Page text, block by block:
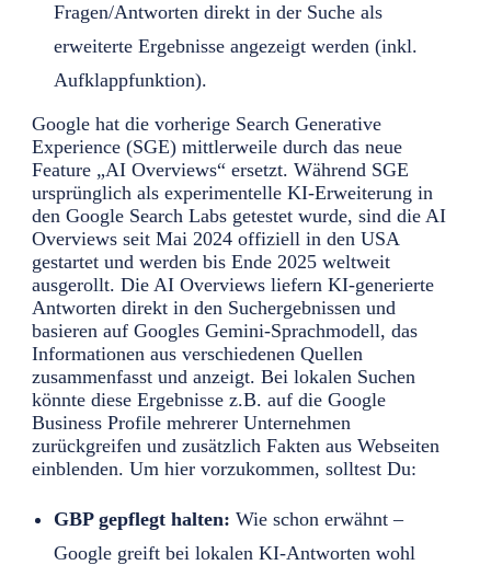
Fragen/Antworten direkt in der Suche als
erweiterte Ergebnisse angezeigt werden (inkl.
Aufklappfunktion).
Google hat die vorherige Search Generative
Experience (SGE) mittlerweile durch das neue
Feature „AI Overviews“ ersetzt. Während SGE
ursprünglich als experimentelle KI-Erweiterung in
den Google Search Labs getestet wurde, sind die AI
Overviews seit Mai 2024 offiziell in den USA
gestartet und werden bis Ende 2025 weltweit
ausgerollt. Die AI Overviews liefern KI-generierte
Antworten direkt in den Suchergebnissen und
basieren auf Googles Gemini-Sprachmodell, das
Informationen aus verschiedenen Quellen
zusammenfasst und anzeigt. Bei lokalen Suchen
könnte diese Ergebnisse z.B. auf die Google
Business Profile mehrerer Unternehmen
zurückgreifen und zusätzlich Fakten aus Webseiten
einblenden. Um hier vorzukommen, solltest Du:
GBP gepflegt halten: Wie schon erwähnt –
Google greift bei lokalen KI-Antworten wohl